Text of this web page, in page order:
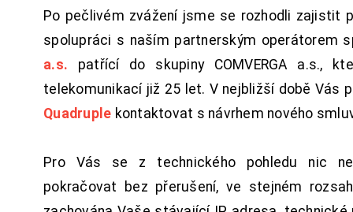
Po pečlivém zvážení jsme se rozhodli zajistit
spolupráci s naším partnerským operátorem
a.s. patřící do skupiny COMVERGA a.s.,
telekomunikací již 25 let. V nejbližší době Vás
Quadruple kontaktovat s návrhem nového
Pro Vás se z technického pohledu nic
pokračovat bez přerušení, ve stejném